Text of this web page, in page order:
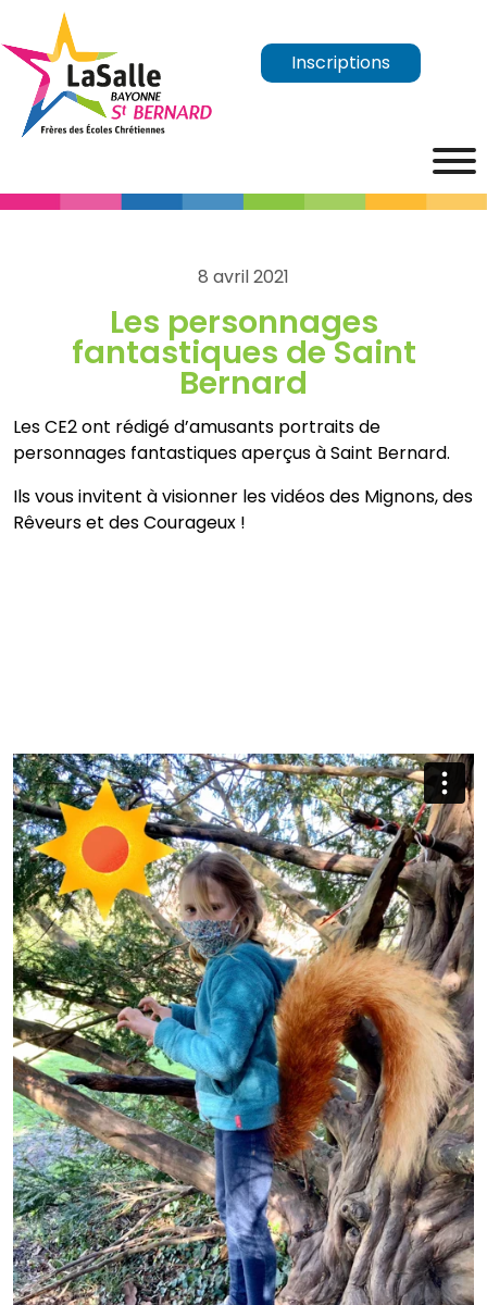
Inscriptions
8 avril 2021
Les personnages
fantastiques de Saint
Bernard
Les CE2 ont rédigé d’amusants portraits de
personnages fantastiques aperçus à Saint Bernard.
Ils vous invitent à visionner les vidéos des Mignons, des
Rêveurs et des Courageux !